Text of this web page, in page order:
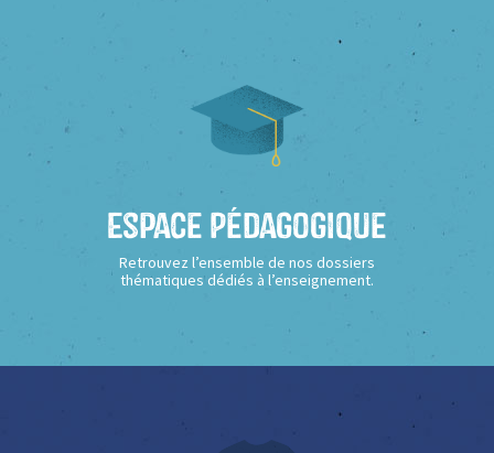
Espace Pédagogique
Retrouvez l’ensemble de nos dossiers
thématiques dédiés à l’enseignement.